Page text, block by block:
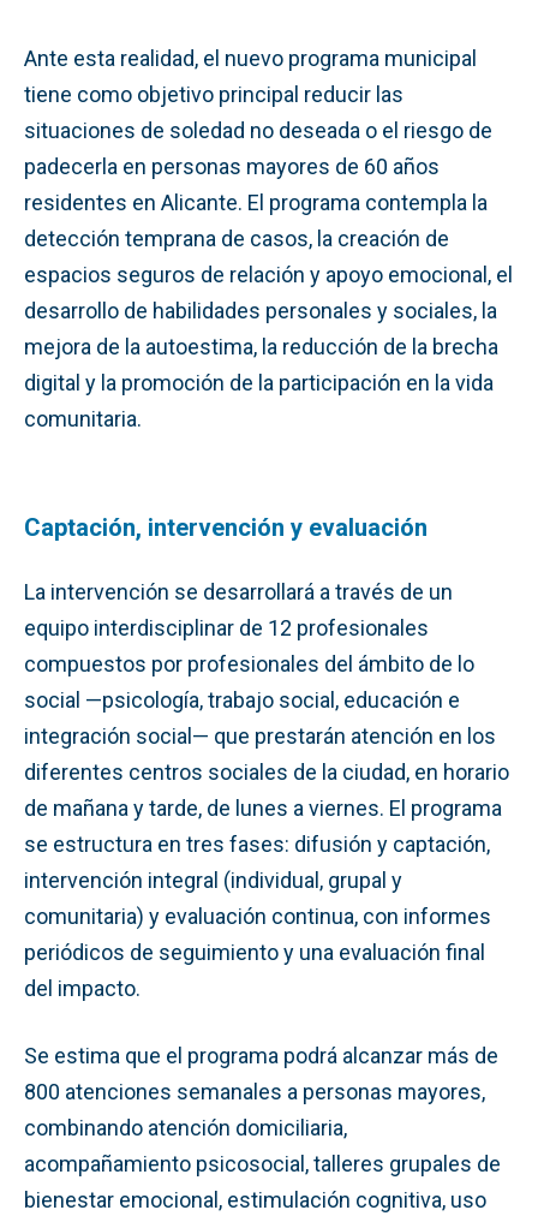
Ante esta realidad, el nuevo programa municipal
tiene como objetivo principal reducir las
situaciones de soledad no deseada o el riesgo de
padecerla en personas mayores de 60 años
residentes en Alicante. El programa contempla la
detección temprana de casos, la creación de
espacios seguros de relación y apoyo emocional, el
desarrollo de habilidades personales y sociales, la
mejora de la autoestima, la reducción de la brecha
digital y la promoción de la participación en la vida
comunitaria.
Captación, intervención y evaluación
La intervención se desarrollará a través de un
equipo interdisciplinar de 12 profesionales
compuestos por profesionales del ámbito de lo
social —psicología, trabajo social, educación e
integración social— que prestarán atención en los
diferentes centros sociales de la ciudad, en horario
de mañana y tarde, de lunes a viernes. El programa
se estructura en tres fases: difusión y captación,
intervención integral (individual, grupal y
comunitaria) y evaluación continua, con informes
periódicos de seguimiento y una evaluación final
del impacto.
Se estima que el programa podrá alcanzar más de
800 atenciones semanales a personas mayores,
combinando atención domiciliaria,
acompañamiento psicosocial, talleres grupales de
bienestar emocional, estimulación cognitiva, uso